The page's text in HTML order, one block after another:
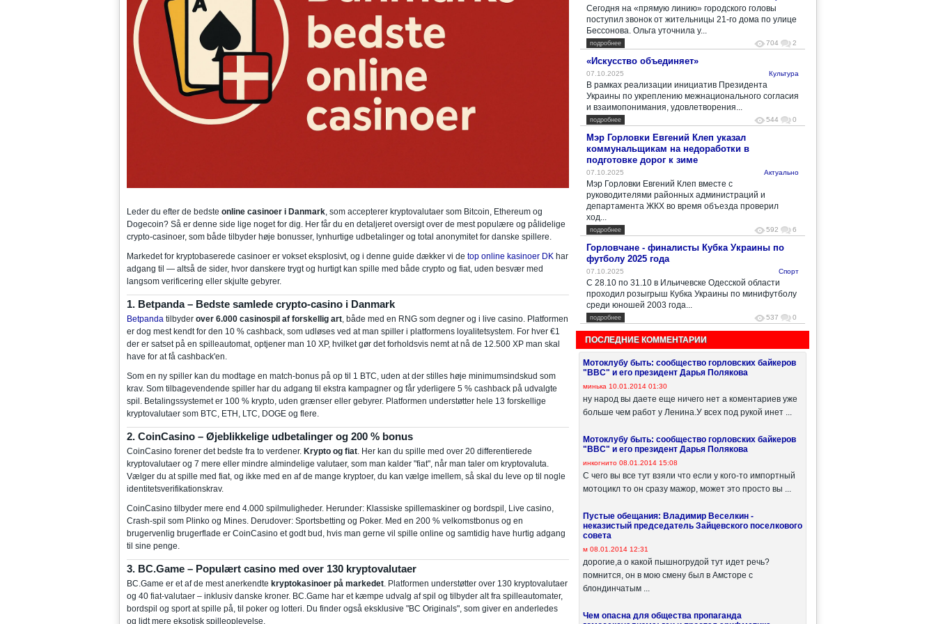
Leder du efter de bedste online casinoer i Danmark, som accepterer kryptovalutaer som Bitcoin, Ethereum og
Dogecoin? Så er denne side lige noget for dig. Her får du en detaljeret oversigt over de mest populære og pålidelige
crypto-casinoer, som både tilbyder høje bonusser, lynhurtige udbetalinger og total anonymitet for danske spillere.
Markedet for kryptobaserede casinoer er vokset eksplosivt, og i denne guide dækker vi de top online kasinoer DK har
adgang til — altså de sider, hvor danskere trygt og hurtigt kan spille med både crypto og fiat, uden besvær med
langsom verificering eller skjulte gebyrer.
1. Betpanda – Bedste samlede crypto-casino i Danmark
Betpanda tilbyder over 6.000 casinospil af forskellig art, både med en RNG som degner og i live casino. Platformen
er dog mest kendt for den 10 % cashback, som udløses ved at man spiller i platformens loyalitetsystem. For hver €1
der er satset på en spilleautomat, optjener man 10 XP, hvilket gør det forholdsvis nemt at nå de 12.500 XP man skal
have for at få cashback'en.
Som en ny spiller kan du modtage en match-bonus på op til 1 BTC, uden at der stilles høje minimumsindskud som
krav. Som tilbagevendende spiller har du adgang til ekstra kampagner og får yderligere 5 % cashback på udvalgte
spil. Betalingssystemet er 100 % krypto, uden grænser eller gebyrer. Platformen understøtter hele 13 forskellige
kryptovalutaer som BTC, ETH, LTC, DOGE og flere.
2. CoinCasino – Øjeblikkelige udbetalinger og 200 % bonus
CoinCasino forener det bedste fra to verdener. Krypto og fiat. Her kan du spille med over 20 differentierede
kryptovalutaer og 7 mere eller mindre almindelige valutaer, som man kalder "fiat", når man taler om kryptovaluta.
Vælger du at spille med fiat, og ikke med en af de mange kryptoer, du kan vælge imellem, så skal du leve op til nogle
identitetsverifikationskrav.
CoinCasino tilbyder mere end 4.000 spilmuligheder. Herunder: Klassiske spillemaskiner og bordspil, Live casino,
Crash-spil som Plinko og Mines. Derudover: Sportsbetting og Poker. Med en 200 % velkomstbonus og en
brugervenlig brugerflade er CoinCasino et godt bud, hvis man gerne vil spille online og samtidig have hurtig adgang
til sine penge.
3. BC.Game – Populært casino med over 130 kryptovalutaer
BC.Game er et af de mest anerkendte kryptokasinoer på markedet. Platformen understøtter over 130 kryptovalutaer
og 40 fiat-valutaer – inklusiv danske kroner. BC.Game har et kæmpe udvalg af spil og tilbyder alt fra spilleautomater,
bordspil og sport at spille på, til poker og lotteri. Du finder også eksklusive "BC Originals", som giver en anderledes
og lidt mere eksotisk spilleoplevelse.
Сегодня на «прямую линию» городского головы
поступил звонок от жительницы 21-го дома по улице
Бессонова. Ольга уточнила у...
подробнее 704 2
«Искусство объединяет»
07.10.2025 Культура
В рамках реализации инициатив Президента
Украины по укреплению межнационального согласия
и взаимопонимания, удовлетворения...
подробнее 544 0
Мэр Горловки Евгений Клеп указал
коммунальщикам на недоработки в
подготовке дорог к зиме
07.10.2025 Актуально
Мэр Горловки Евгений Клеп вместе с
руководителями районных администраций и
департамента ЖКХ во время объезда проверил
ход...
подробнее 592 6
Горловчане - финалисты Кубка Украины по
футболу 2025 года
07.10.2025 Спорт
С 28.10 по 31.10 в Ильичевске Одесской области
проходил розыгрыш Кубка Украины по минифутболу
среди юношей 2003 года...
подробнее 537 0
ПОСЛЕДНИЕ КОММЕНТАРИИ
Мотоклубу быть: сообщество горловских байкеров
"ВВС" и его президент Дарья Полякова
минька 10.01.2014 01:30
ну народ вы даете еще ничего нет а коментариев уже
больше чем работ у Ленина.У всех под рукой инет ...
Мотоклубу быть: сообщество горловских байкеров
"ВВС" и его президент Дарья Полякова
инкогнито 08.01.2014 15:08
С чего вы все тут взяли что если у кого-то импортный
мотоцикл то он сразу мажор, может это просто вы ...
Пустые обещания: Владимир Веселкин -
неказистый председатель Зайцевского поселкового
совета
м 08.01.2014 12:31
дорогие,а о какой пышногрудой тут идет речь?
помнится, он в мою смену был в Амсторе с
блондинчатым ...
Чем опасна для общества пропаганда